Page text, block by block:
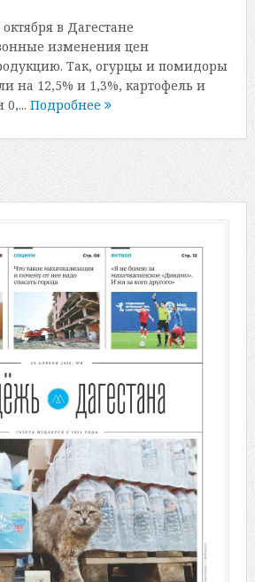
в Дагестане
изменения цен
Так, огурцы и помидоры
на 12,5% и 1,3%, картофель и
0,... Подробнее